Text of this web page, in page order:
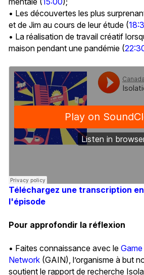
• Les découvertes les plus
et de Jim au cours de leur étude (
• La réalisation de travail créatif
maison pendant une pandémie (
Téléchargez une transcription
l'épisode
Pour approfondir la réflexion
• Faites connaissance avec le
Network (GAIN), l’organisme à but
soutient le rapport de recherche